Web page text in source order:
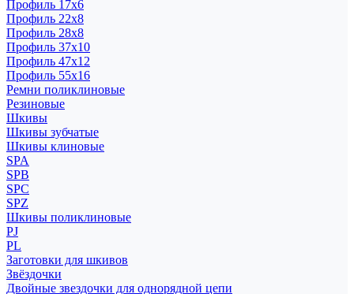
Профиль 17x6
Профиль 22x8
Профиль 28x8
Профиль 37x10
Профиль 47x12
Профиль 55x16
Ремни поликлиновые
Резиновые
Шкивы
Шкивы зубчатые
Шкивы клиновые
SPA
SPB
SPC
SPZ
Шкивы поликлиновые
PJ
PL
Заготовки для шкивов
Звёздочки
Двойные звездочки для однорядной цепи